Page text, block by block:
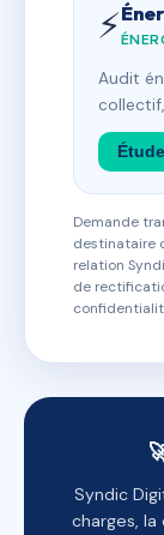
⚡
Audit
Demande
destinataire
relation
de
Syndic
charges,